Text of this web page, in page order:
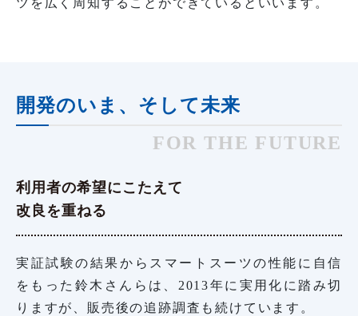
ツを広く周知することができているといいます。
開発のいま、そして未来
FOR THE FUTURE
利用者の希望にこたえて
改良を重ねる
実証試験の結果からスマートスーツの性能に自信
をもった鈴木さんらは、2013年に実用化に踏み切
りますが、販売後の追跡調査も続けています。